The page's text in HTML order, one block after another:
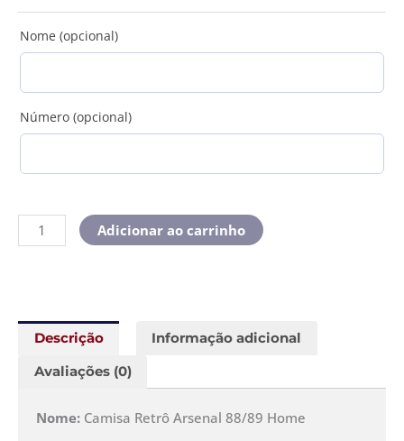
Nome (opcional)
Número (opcional)
Home
quantidade
Adicionar ao carrinho
Descrição Informação adicional
Avaliações (0)
Nome: Camisa Retrô Arsenal 88/89 Home